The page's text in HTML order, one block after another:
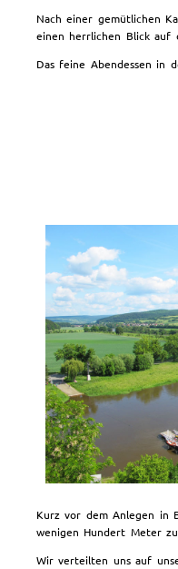
Nach einer gemütlichen
einen herrlichen Blick auf
Das feine Abendessen in
Kurz vor dem Anlegen in
wenigen Hundert Meter
Wir verteilten uns auf